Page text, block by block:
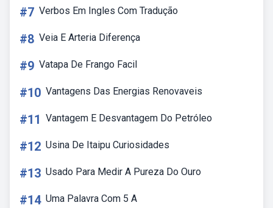
#7 Verbos Em Ingles Com Tradução
#8 Veia E Arteria Diferença
#9 Vatapa De Frango Facil
#10 Vantagens Das Energias Renovaveis
#11 Vantagem E Desvantagem Do Petróleo
#12 Usina De Itaipu Curiosidades
#13 Usado Para Medir A Pureza Do Ouro
#14 Uma Palavra Com 5 A